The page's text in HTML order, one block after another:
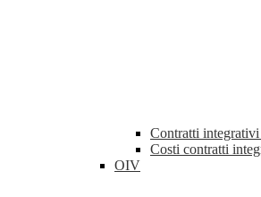
Contratti integrativi
Costi contratti
OIV